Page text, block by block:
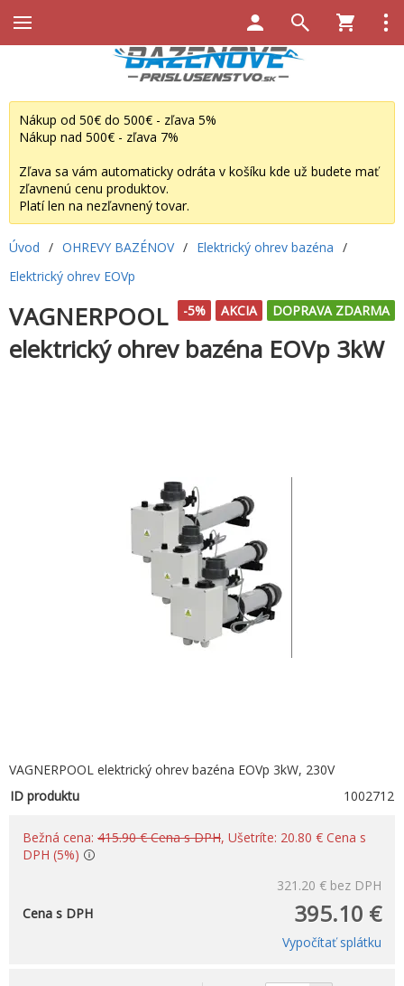
Nákup od 50€ do 500€ - zľava 5%
Nákup nad 500€ - zľava 7%
Zľava sa vám automaticky odráta v košíku kde už budete mať
zľavnenú cenu produktov.
Platí len na nezľavnený tovar.
Úvod / OHREVY BAZÉNOV / Elektrický ohrev bazéna /
Elektrický ohrev EOVp
DOPRAVA ZDARMA
AKCIA
-5%
VAGNERPOOL
elektrický ohrev bazéna EOVp 3kW
VAGNERPOOL elektrický ohrev bazéna EOVp 3kW, 230V
ID produktu
1002712
Bežná cena: 415.90 € Cena s DPH, Ušetríte: 20.80 € Cena s
DPH (5%)
321.20 € bez DPH
395.10 €
Cena s DPH
Vypočítať splátku